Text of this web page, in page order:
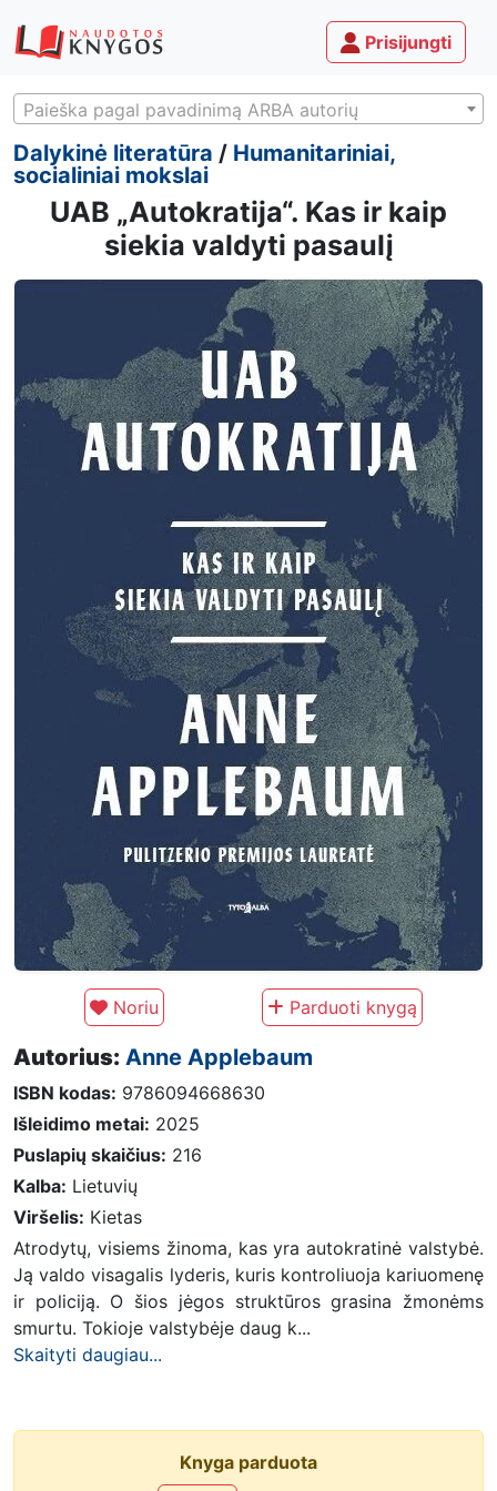
Prisijungti
Paieška pagal pavadinimą ARBA autorių
Dalykinė literatūra / Humanitariniai,
socialiniai mokslai
UAB „Autokratija“. Kas ir kaip
siekia valdyti pasaulį
Noriu Parduoti knygą
Autorius: Anne Applebaum
ISBN kodas: 9786094668630
Išleidimo metai: 2025
Puslapių skaičius: 216
Kalba: Lietuvių
Viršelis: Kietas
Atrodytų, visiems žinoma, kas yra autokratinė valstybė.
Ją valdo visagalis lyderis, kuris kontroliuoja kariuomenę
ir policiją. O šios jėgos struktūros grasina žmonėms
smurtu. Tokioje valstybėje daug k...
Skaityti daugiau...
Knyga parduota